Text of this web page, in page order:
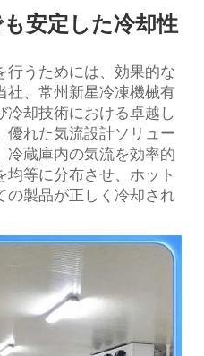
安定した冷却性
行うためには、効果的な
社、常州新星冷凍機械有
冷却技術における卓越し
優れた気流設計ソリュー
冷蔵庫内の気流を効率的
等に分布させ、ホット
の製品が正しく冷却され